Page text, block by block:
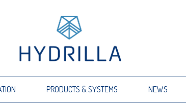
PRODUCTS & SYSTEMS NEWS